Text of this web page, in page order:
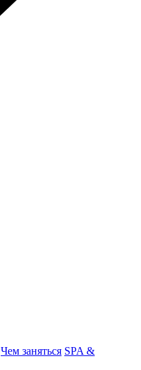
Чем заняться SPA &